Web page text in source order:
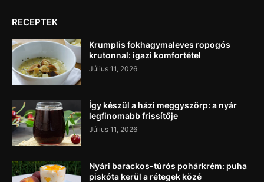
RECEPTEK
Krumplis fokhagymaleves ropogós
krutonnal: igazi komfortétel
Július 11, 2026
Így készül a házi meggyszörp: a nyár
legfinomabb frissítője
Július 11, 2026
Nyári barackos-túrós pohárkrém: puha
piskóta kerül a rétegek közé